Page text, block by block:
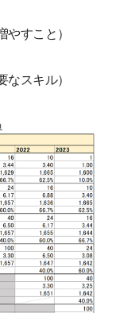
やすこと）
なスキル）